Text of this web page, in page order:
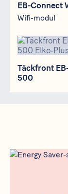
EB-Connect
Wifi-modul
Täckfront
500
Täckfront EB-
Meta bild